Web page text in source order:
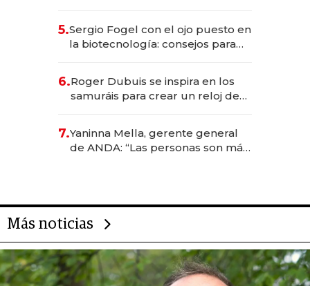
5.Sergio Fogel con el ojo puesto en
la biotecnología: consejos para
6.Roger Dubuis se inspira en los
samuráis para crear un reloj de
7.Yaninna Mella, gerente general
de ANDA: “Las personas son más
Más noticias